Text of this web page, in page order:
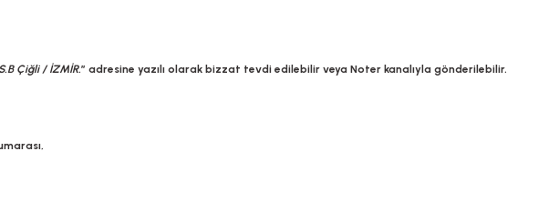
Çiğli / İZMİR.” adresine yazılı olarak bizzat tevdi edilebilir veya Noter kanalıyla gönderilebilir.